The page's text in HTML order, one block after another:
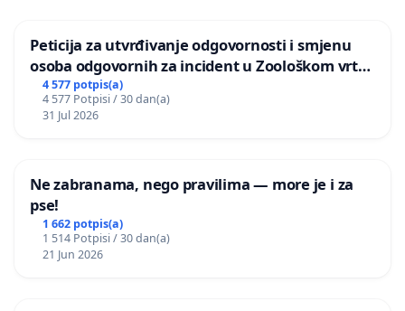
Peticija za utvrđivanje odgovornosti i smjenu
osoba odgovornih za incident u Zoološkom vrtu
Grada Zagreba
4 577 potpis(a)
4 577 Potpisi / 30 dan(a)
31 Jul 2026
Ne zabranama, nego pravilima — more je i za
pse!
1 662 potpis(a)
1 514 Potpisi / 30 dan(a)
21 Jun 2026